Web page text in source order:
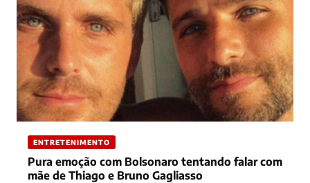
ENTRETENIMENTO
Pura emoção com Bolsonaro tentando falar com
mãe de Thiago e Bruno Gagliasso